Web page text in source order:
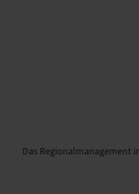
Das Regionalmanagement